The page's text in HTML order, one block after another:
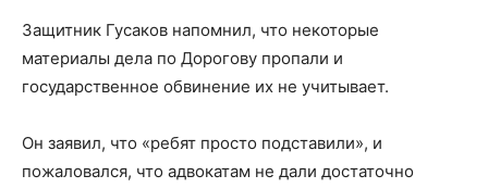
Защитник Гусаков напомнил, что некоторые
материалы дела по Дорогову пропали и
государственное обвинение их не учитывает.
Он заявил, что «ребят просто подставили», и
пожаловался, что адвокатам не дали достаточно